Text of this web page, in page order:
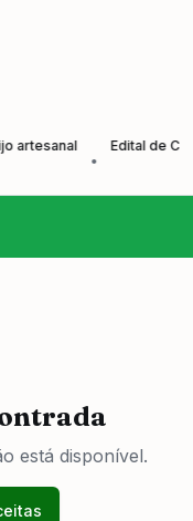
Edital de
está disponível.